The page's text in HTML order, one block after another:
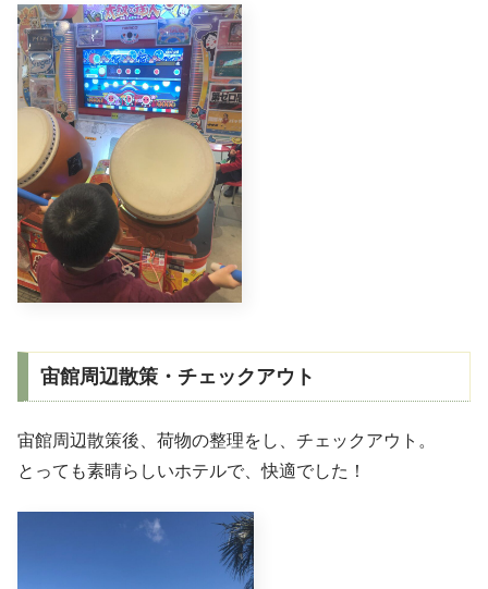
宙館周辺散策・チェックアウト
宙館周辺散策後、荷物の整理をし、チェックアウト。
とっても素晴らしいホテルで、快適でした！